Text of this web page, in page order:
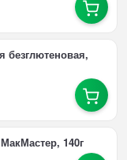
безглютеновая,
140г